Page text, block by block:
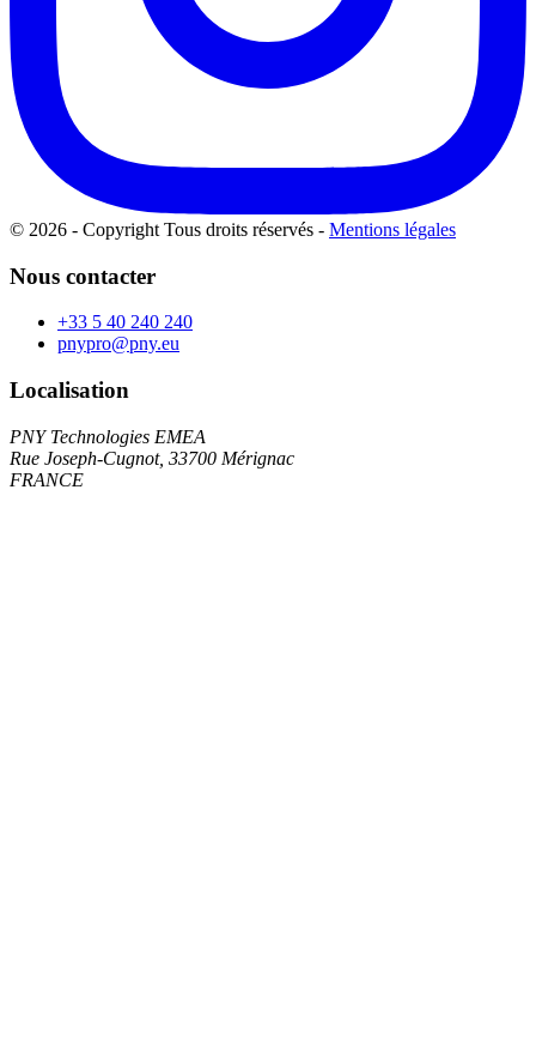
© 2026 - Copyright Tous droits réservés - Mentions légales
Nous contacter
+33 5 40 240 240
pnypro@pny.eu
Localisation
PNY Technologies EMEA
Rue Joseph-Cugnot, 33700 Mérignac
FRANCE